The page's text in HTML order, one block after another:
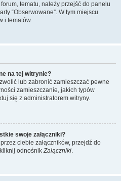
tematu, należy przejść do panelu
“Obserwowane”. W tym miejscu
i tematów.
na tej witrynie?
lub zabronić zamieszczać pewne
zamieszczanie, jakich typów
się z administratorem witryny.
swoje załączniki?
ciebie załączników, przejdź do
odnośnikZałączniki.